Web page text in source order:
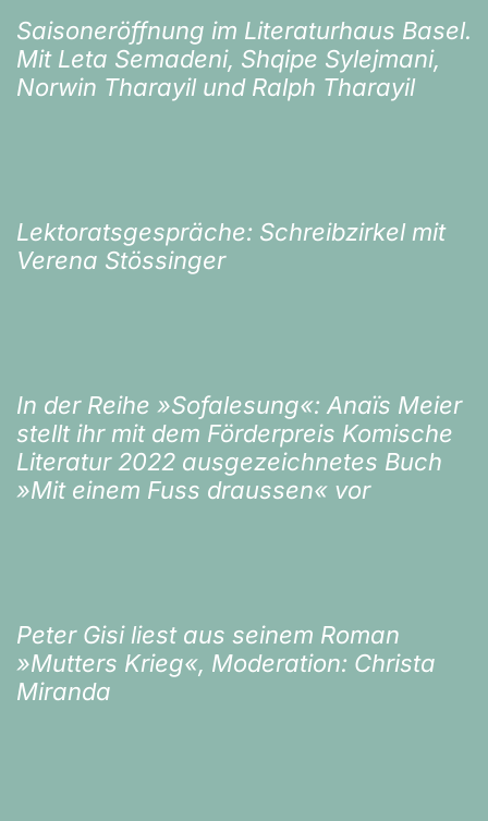
Saisoneröffnung im Literaturhaus Basel.
Mit Leta Semadeni, Shqipe Sylejmani,
Norwin Tharayil und Ralph Tharayil
Lektoratsgespräche: Schreibzirkel mit
Verena Stössinger
In der Reihe »Sofalesung«: Anaïs Meier
stellt ihr mit dem Förderpreis Komische
Literatur 2022 ausgezeichnetes Buch
»Mit einem Fuss draussen« vor
Peter Gisi liest aus seinem Roman
»Mutters Krieg«, Moderation: Christa
Miranda